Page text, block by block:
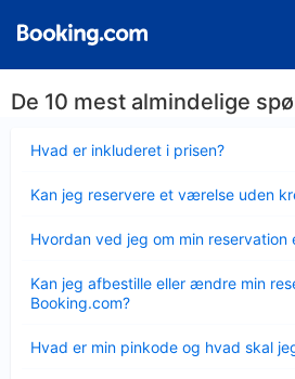
De 10 mest almindelige
Hvad er inkluderet i prisen?
Kan jeg reservere et værelse uden
Hvordan ved jeg om min
Kan jeg afbestille eller ændre min
Booking.com?
Hvad er min pinkode og hvad skal